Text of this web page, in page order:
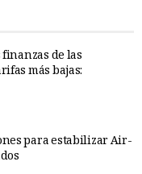
de las
más bajas:
para estabilizar Air-